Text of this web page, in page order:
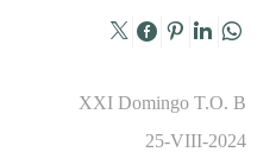
XXI Domingo T.O. B
25-VIII-2024